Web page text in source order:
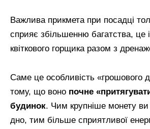
Важлива прикмета при посадці
сприяє збільшенню багатства, це
квіткового горщика разом з
Саме це особливість «грошового
тому, що воно почне
будинок. Чим крупніше монету ви
дно, тим більше сприятливої